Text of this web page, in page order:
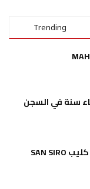
Trending
سنة في السجن